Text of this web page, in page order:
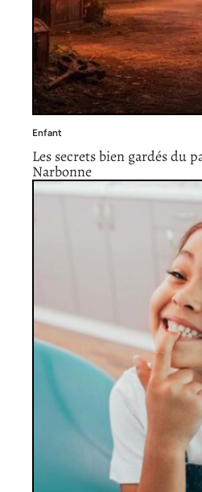
Enfant
Les secrets bien gardés du
Narbonne